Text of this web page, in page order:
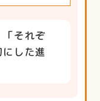
「それぞ
した進